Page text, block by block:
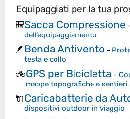
Equipaggiati per la tua
🎒Sacca Compressione
dell’equipaggiamento
🪶Benda Antivento -
testa e collo
🚲GPS per Bicicletta -
mappe topografiche e sentieri
🔌Caricabatterie da
dispositivi outdoor in viaggio